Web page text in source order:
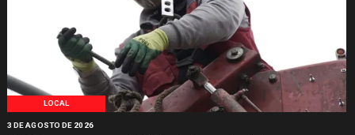
LOCAL
3 DE AGOSTO DE 2026